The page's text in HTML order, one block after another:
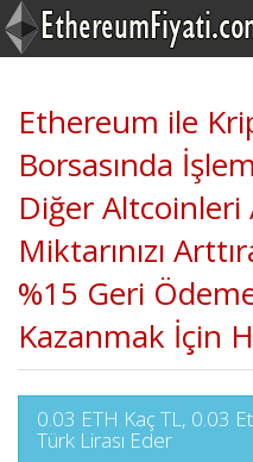
Ethereum ile
Borsasında
Diğer Altcoinleri
Miktarınızı
%15 Geri
Kazanmak İçin
0.03 ETH Kaç TL, 0.03
Türk Lirası Eder